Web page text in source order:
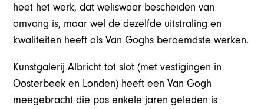
heet het werk, dat weliswaar bescheiden van
omvang is, maar wel de dezelfde uitstraling en
kwaliteiten heeft als Van Goghs beroemdste werken.
Kunstgalerij Albricht tot slot (met vestigingen in
Oosterbeek en Londen) heeft een Van Gogh
meegebracht die pas enkele jaren geleden is